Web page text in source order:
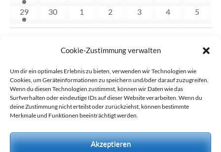
Cookie-Zustimmung verwalten
Um dir ein optimales Erlebnis zu bieten, verwenden wir Technologien wie
Cookies, um Geräteinformationen zu speichern und/oder darauf zuzugreifen.
Wenn du diesen Technologien zustimmst, können wir Daten wie das
Surfverhalten oder eindeutige IDs auf dieser Website verarbeiten. Wenn du
deine Zustimmung nicht erteilst oder zurückziehst, können bestimmte
Merkmale und Funktionen beeinträchtigt werden.
Akzeptieren
Veranstaltungen
1
Veranstaltung
29
0
30
0
1
0
2
0
3
0
4
0
5
Kalender abonnieren